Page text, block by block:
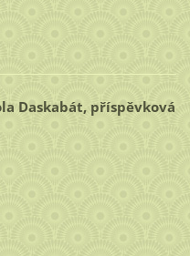
Daskabát, příspěvková